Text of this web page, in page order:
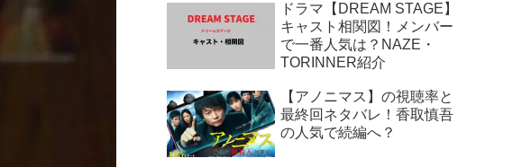
ドラマ【DREAM STAGE】
キャスト相関図！メンバー
で一番人気は？NAZE・
TORINNER紹介
【アノニマス】の視聴率と
最終回ネタバレ！香取慎吾
の人気で続編へ？